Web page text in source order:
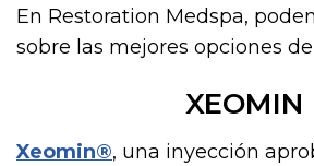
En Restoration Medspa,
sobre las mejores opciones
XEOMIN
Xeomin®, una inyección